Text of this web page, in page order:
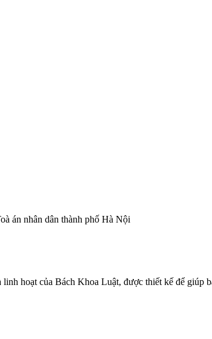
án nhân dân thành phố Hà Nội
hoạt của Bách Khoa Luật, được thiết kế để giúp